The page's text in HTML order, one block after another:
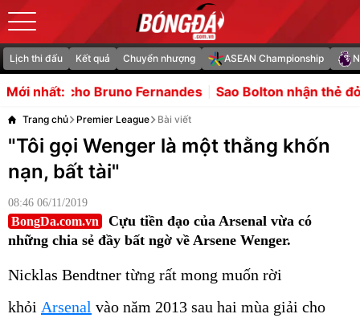
Lịch thi đấu Kết quả Chuyển nhượng ASEAN Championship
Mới nhất:
Fernandes Sao Bolton nhận thẻ đỏ vì đấm đối thủ 17
Trang chủ Premier League Bài viết
"Tôi gọi Wenger là một thằng khốn
nạn, bất tài"
08:46 06/11/2019
BongDa.com.vn
Cựu tiền đạo của Arsenal vừa có
những chia sẻ đầy bất ngờ về Arsene Wenger.
Nicklas Bendtner từng rất mong muốn rời
khỏi Arsenal vào năm 2013 sau hai mùa giải cho